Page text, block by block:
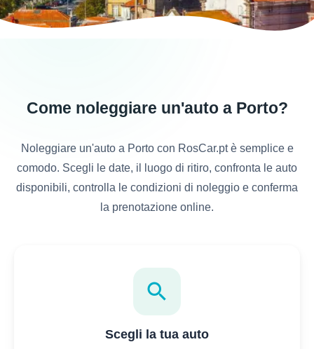
Come noleggiare un'auto a Porto?
Noleggiare un'auto a Porto con RosCar.pt è semplice e
comodo. Scegli le date, il luogo di ritiro, confronta le auto
disponibili, controlla le condizioni di noleggio e conferma
la prenotazione online.
search
Scegli la tua auto